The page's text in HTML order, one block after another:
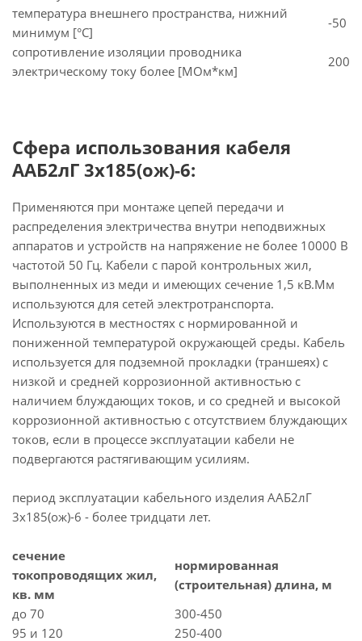
температура внешнего пространства, нижний
минимум [°C]
-50
сопротивление изоляции проводника
электрическому току более [МОм*км]
200
Сфера использования кабеля
ААБ2лГ 3х185(ож)-6:
Применяются при монтаже цепей передачи и
распределения электричества внутри неподвижных
аппаратов и устройств на напряжение не более 10000 В
частотой 50 Гц. Кабели с парой контрольных жил,
выполненных из меди и имеющих сечение 1,5 кВ.Мм
используются для сетей электротранспорта.
Используются в местностях с нормированной и
пониженной температурой окружающей среды. Кабель
используется для подземной прокладки (траншеях) с
низкой и средней коррозионной активностью с
наличием блуждающих токов, и со средней и высокой
коррозионной активностью с отсутствием блуждающих
токов, если в процессе эксплуатации кабели не
подвергаются растягивающим усилиям.
период эксплуатации кабельного изделия ААБ2лГ
3х185(ож)-6 - более тридцати лет.
сечение
токопроводящих жил,
кв. мм
нормированная
(строительная) длина, м
до 70
300-450
95 и 120
250-400